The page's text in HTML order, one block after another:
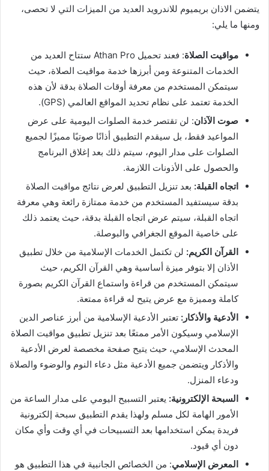
يتضمن الاذان بريميوم للاندرويد العديد من الميزات التي لا تحصى،
ومنها ما يلي:
مواقيت الصلاة
: فعند تحميل Athan Pro ستتاح العديد من
الخدمات المتنوعة ومن أبرزها خدمة مواقيت الصلاة، حيث
سيتمكن المستخدم من معرفة أوقات الصلاة بدقة لأن هذه
الخدمة تعتمد على نظام تحديد المواقع العالمي (GPS).
صوت الآذان: لن تقتصر خدمة الصلوات اليومية على عرض
المواعيد فقط، بل سيقدم التطبيق أذانًا صوتيًا مميزًا لجميع
الصلوات على مدار اليوم، سيتم ذلك بعد إغلاق البرنامج
والحصول على الأذونات اللازمة.
اتجاه القبلة: بعد تنزيل التطبيق لعرض نتائج مواقيت الصلاة
بدقة سيستفيد المستخدم من خدمة ممتازة رائعة وهي معرفة
اتجاه القبلة، سيتم عرض اتجاه القبلة بدقة، حيث يعتمد ذلك
على خاصية الموقع الجغرافي والبوصلة.
القرآن الكريم: لن تكتمل الخدمات الإسلامية من خلال تطبيق
الأذان إلا بتوفر ميزة أساسية وهي القرآن الكريم، حيث
سيتمكن المستخدم من قراءة واستماع القرآن الكريم بصورة
كاملة ومميزة مع عرض يتيح له قراءة ممتعة.
الأدعية والأذكار: تعتبر الأدعية الإسلامية من أبرز عناصر الدين
الإسلامي وسيكون الأمر ممتعًا بعد تنزيل تطبيق مواقيت الصلاة
المحدث الإسلامي، حيث يتيح صفحة مخصصة لعرض الأدعية
والأذكار ويتضمن جميع الأدعية مثل دعاء النوم والوضوء والصلاة
ودعاء المنزل.
السبحة الإلكترونية: يعتبر التسبيح اليومي على مدار الساعة من
الأمور الهامة لكل مسلم ولهذا يقدم التطبيق سبحة إلكترونية
فريدة يمكن استخدامها بعد التسبيحات في أي وقت وأي مكان
دون أي قيود.
المعرض الإسلامي: من الخصائص الجانبية في هذا التطبيق هو